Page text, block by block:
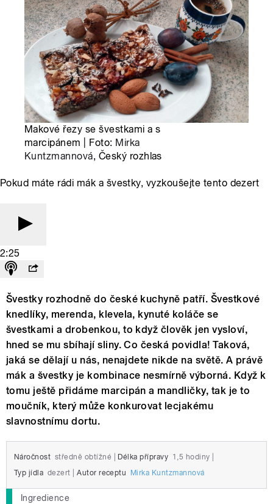
Makové řezy se švestkami a s
marcipánem | Foto: Mirka
Kuntzmannová, Český rozhlas
Pokud máte rádi mák a švestky, vyzkoušejte tento dezert
2:25
Švestky rozhodně do české kuchyně patří. Švestkové
knedlíky, merenda, klevela, kynuté koláče se
švestkami a drobenkou, to když člověk jen vysloví,
hned se mu sbíhají sliny. Co česká povidla! Taková,
jaká se dělají u nás, nenajdete nikde na světě. A právě
mák a švestky je kombinace nesmírně výborná. Když k
tomu ještě přidáme marcipán a mandličky, tak je to
moučník, který může konkurovat lecjakému
slavnostnímu dortu.
Náročnost středně obtížné Délka přípravy 1,5 hodiny
Typ jídla dezert Autor receptu Mirka Kuntzmannová
Ingredience